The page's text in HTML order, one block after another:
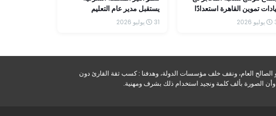
تموين القاهرة استعدادًا
منظومة «الخصم
يستقبل مدير عام التعليم
بالمنطقة ويطلع على نظام التعليم
31 يوليو 2026
الصالح العام، ونقف خلف مؤسسات الدولة، وهدفنا : كسب ثقة القارئ دون
وأن الصورة بألف كلمة ونجيد استخدام ذلك بشرف ومهنية.